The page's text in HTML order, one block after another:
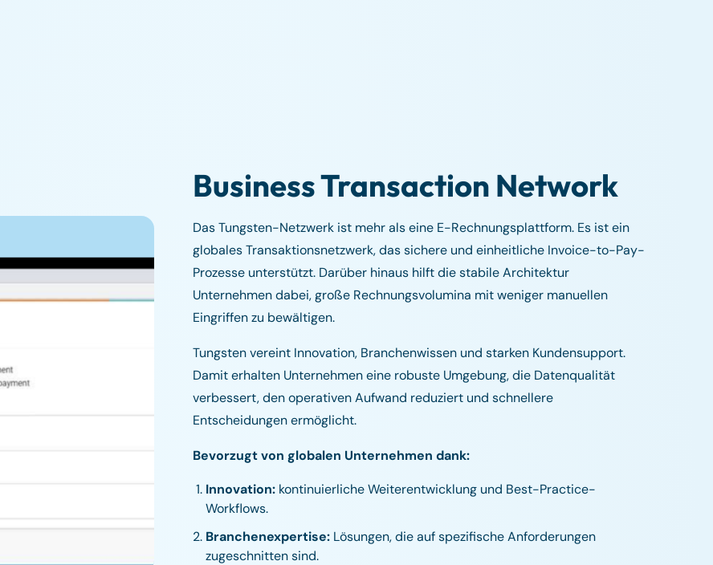
Business Transaction Network
Das Tungsten-Netzwerk ist mehr als eine E-Rechnungsplattform. Es ist ein
globales Transaktionsnetzwerk, das sichere und einheitliche Invoice-to-Pay-
Prozesse unterstützt. Darüber hinaus hilft die stabile Architektur
Unternehmen dabei, große Rechnungsvolumina mit weniger manuellen
Eingriffen zu bewältigen.
Tungsten vereint Innovation, Branchenwissen und starken Kundensupport.
Damit erhalten Unternehmen eine robuste Umgebung, die Datenqualität
verbessert, den operativen Aufwand reduziert und schnellere
Entscheidungen ermöglicht.
Bevorzugt von globalen Unternehmen dank:
Innovation: kontinuierliche Weiterentwicklung und Best-Practice-
Workflows.
Branchenexpertise: Lösungen, die auf spezifische Anforderungen
zugeschnitten sind.